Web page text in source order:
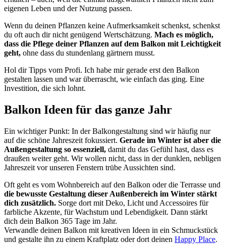
eigenen Leben und der Nutzung passen.
Wenn du deinen Pflanzen keine Aufmerksamkeit schenkst, schenkst
du oft auch dir nicht genügend Wertschätzung. Mach es möglich,
dass die Pflege deiner Pflanzen auf dem Balkon mit Leichtigkeit
geht, ohne dass du stundenlang gärtnern musst.
Hol dir Tipps vom Profi. Ich habe mir gerade erst den Balkon
gestalten lassen und war überrascht, wie einfach das ging. Eine
Investition, die sich lohnt.
Balkon Ideen für das ganze Jahr
Ein wichtiger Punkt: In der Balkongestaltung sind wir häufig nur
auf die schöne Jahreszeit fokussiert. Gerade im Winter ist aber die
Außengestaltung so essenziell, damit du das Gefühl hast, dass es
draußen weiter geht. Wir wollen nicht, dass in der dunklen, nebligen
Jahreszeit vor unseren Fenstern trübe Aussichten sind.
Oft geht es vom Wohnbereich auf den Balkon oder die Terrasse und
die bewusste Gestaltung dieser Außenbereich im Winter stärkt
dich zusätzlich. Sorge dort mit Deko, Licht und Accessoires für
farbliche Akzente, für Wachstum und Lebendigkeit. Dann stärkt
dich dein Balkon 365 Tage im Jahr.
Verwandle deinen Balkon mit kreativen Ideen in ein Schmuckstück
und gestalte ihn zu einem Kraftplatz oder dort deinen Happy Place.